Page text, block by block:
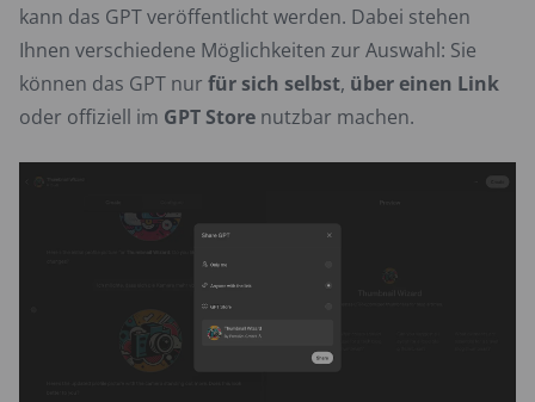
kann das GPT veröffentlicht werden. Dabei stehen
Ihnen verschiedene Möglichkeiten zur Auswahl: Sie
können das GPT nur für sich selbst, über einen Link
oder offiziell im GPT Store nutzbar machen.